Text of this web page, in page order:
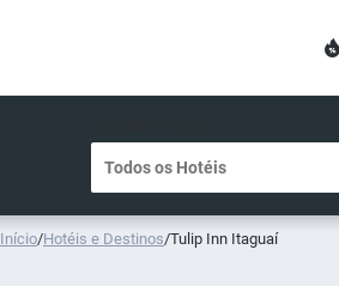
Início/Hotéis e Destinos/Tulip Inn Itaguaí